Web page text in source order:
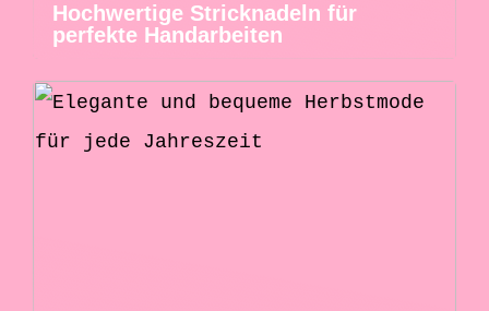
Hochwertige Stricknadeln für
perfekte Handarbeiten